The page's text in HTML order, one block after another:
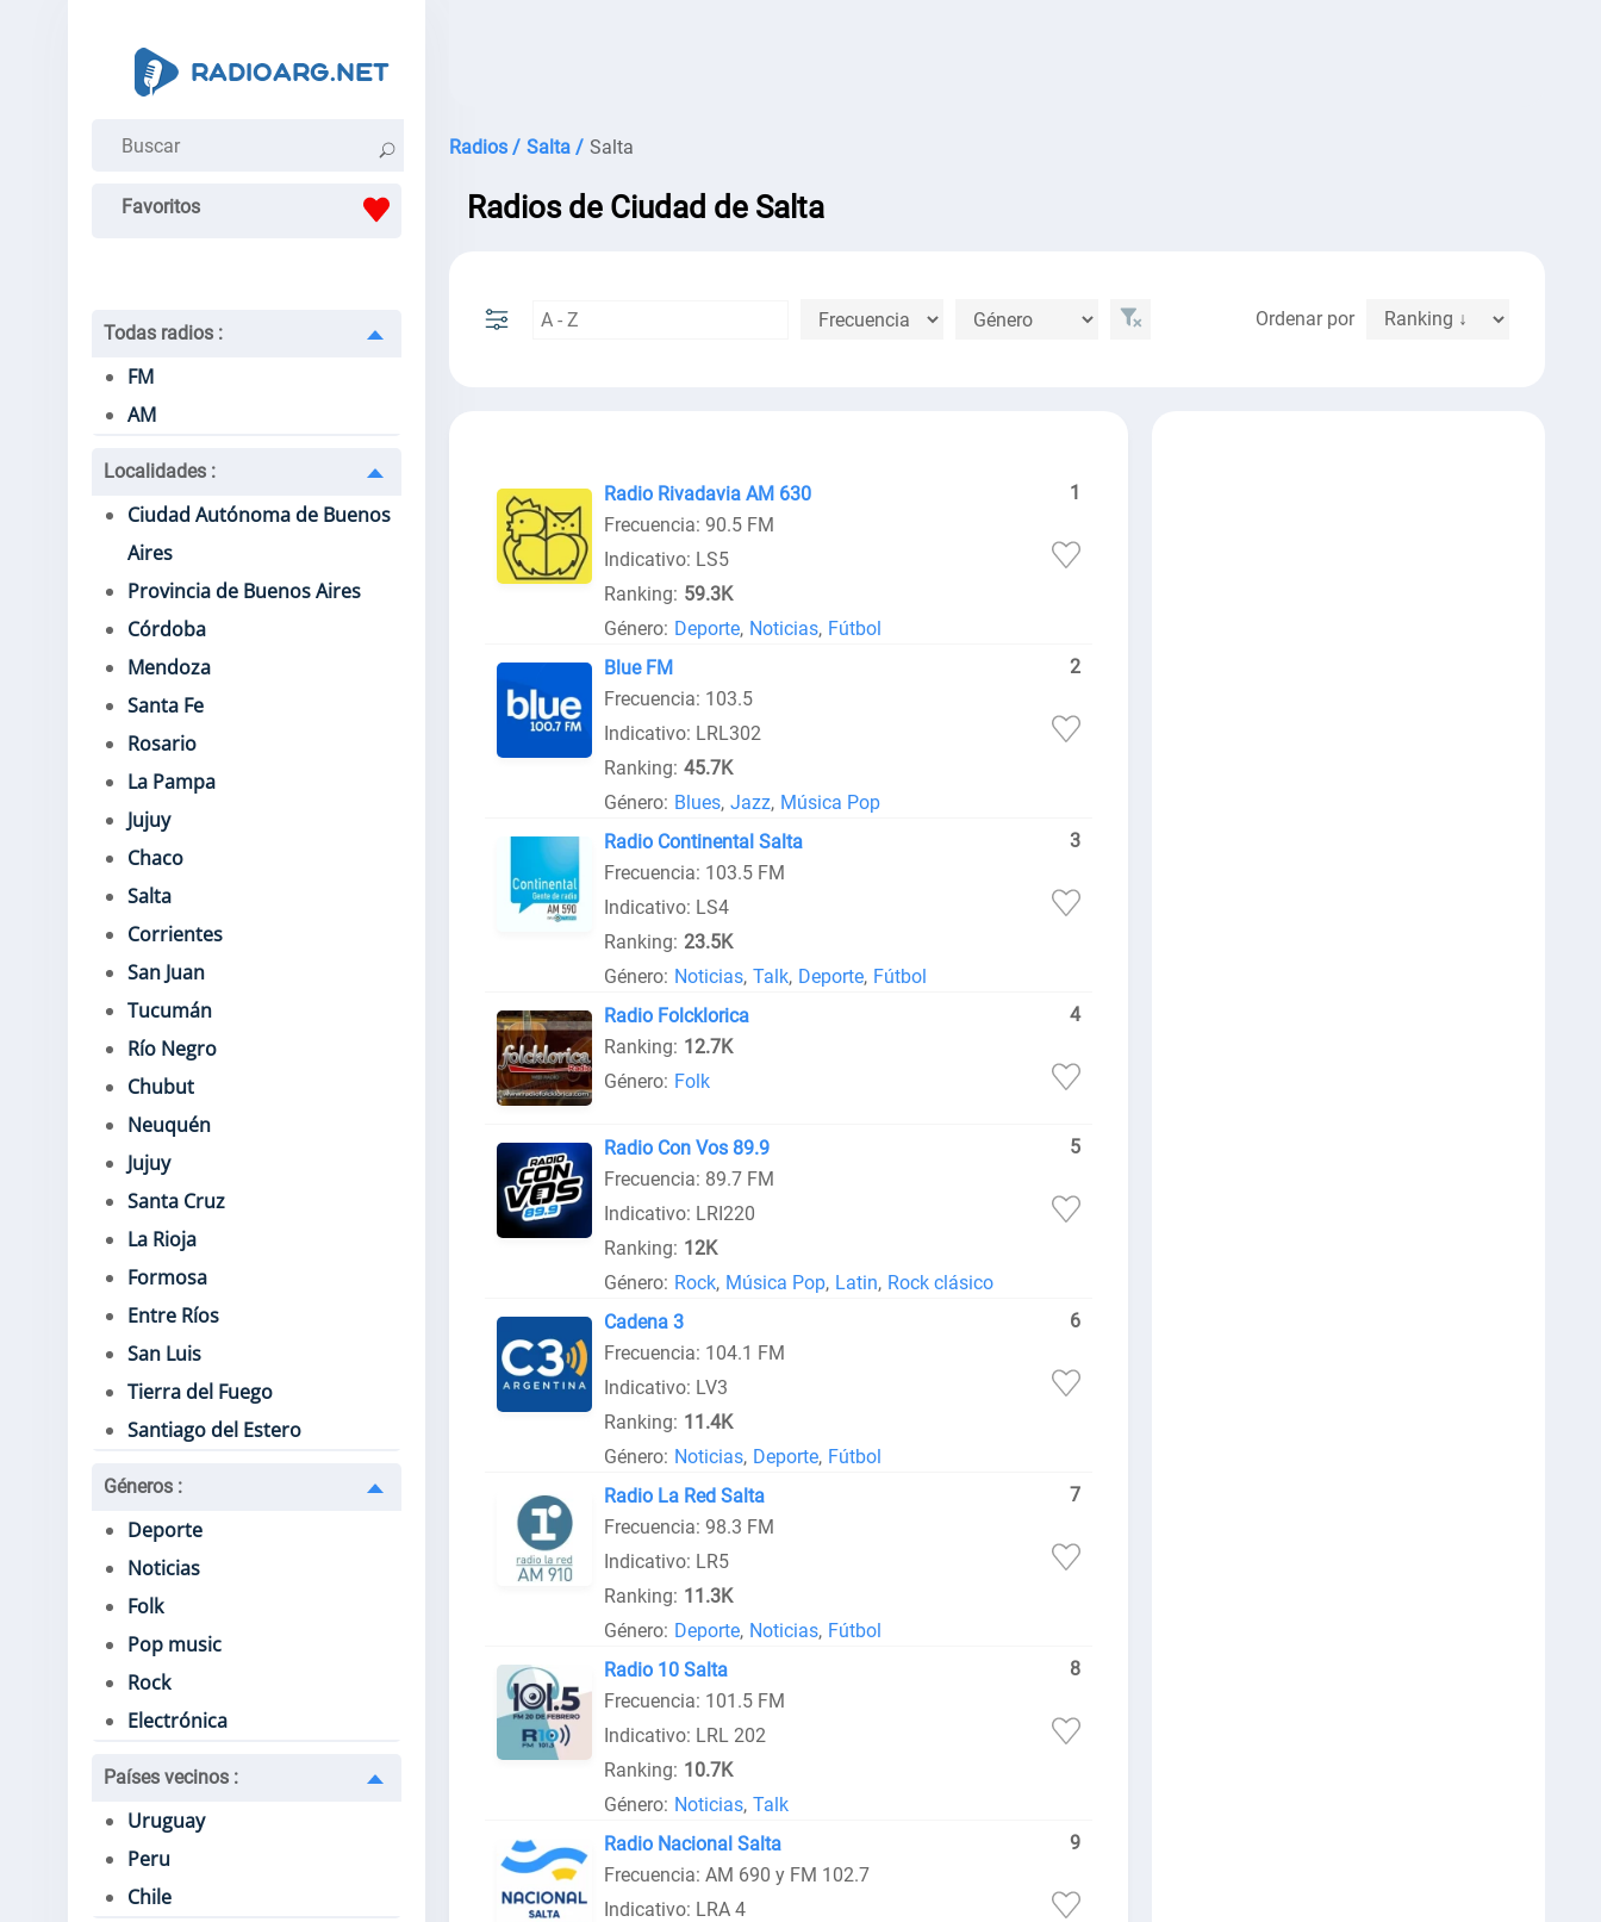
Favoritos
Todas radios :
FM
AM
Localidades :
Ciudad Autónoma de Buenos
Aires
Provincia de Buenos Aires
Córdoba
Mendoza
Santa Fe
Rosario
La Pampa
Jujuy
Chaco
Salta
Corrientes
San Juan
Tucumán
Río Negro
Chubut
Neuquén
Jujuy
Santa Cruz
La Rioja
Formosa
Entre Ríos
San Luis
Tierra del Fuego
Santiago del Estero
Géneros :
Deporte
Noticias
Folk
Pop music
Rock
Electrónica
Países vecinos :
Uruguay
Peru
Chile
Radios / Salta / Salta
Radios de Ciudad de Salta
Ordenar por
Radio Rivadavia AM 630
1
Frecuencia: 90.5 FM
Indicativo: LS5
Ranking: 59.3K
Género: Deporte, Noticias, Fútbol
Blue FM
2
Frecuencia: 103.5
Indicativo: LRL302
Ranking: 45.7K
Género: Blues, Jazz, Música Pop
Radio Continental Salta
3
Frecuencia: 103.5 FM
Indicativo: LS4
Ranking: 23.5K
Género: Noticias, Talk, Deporte, Fútbol
Radio Folcklorica
4
Ranking: 12.7K
Género: Folk
Radio Con Vos 89.9
5
Frecuencia: 89.7 FM
Indicativo: LRI220
Ranking: 12K
Género: Rock, Música Pop, Latin, Rock clásico
Cadena 3
6
Frecuencia: 104.1 FM
Indicativo: LV3
Ranking: 11.4K
Género: Noticias, Deporte, Fútbol
Radio La Red Salta
7
Frecuencia: 98.3 FM
Indicativo: LR5
Ranking: 11.3K
Género: Deporte, Noticias, Fútbol
Radio 10 Salta
8
Frecuencia: 101.5 FM
Indicativo: LRL 202
Ranking: 10.7K
Género: Noticias, Talk
Radio Nacional Salta
9
Frecuencia: AM 690 y FM 102.7
Indicativo: LRA 4